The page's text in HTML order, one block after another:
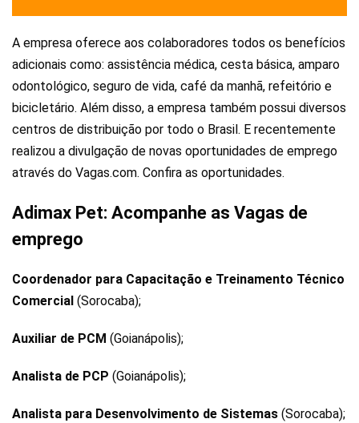
A empresa oferece aos colaboradores todos os benefícios
adicionais como: assistência médica, cesta básica, amparo
odontológico, seguro de vida, café da manhã, refeitório e
bicicletário. Além disso, a empresa também possui diversos
centros de distribuição por todo o Brasil. E recentemente
realizou a divulgação de novas oportunidades de emprego
através do Vagas.com. Confira as oportunidades.
Adimax Pet: Acompanhe as Vagas de
emprego
Coordenador para Capacitação e Treinamento Técnico
Comercial (Sorocaba);
Auxiliar de PCM (Goianápolis);
Analista de PCP (Goianápolis);
Analista para Desenvolvimento de Sistemas (Sorocaba);